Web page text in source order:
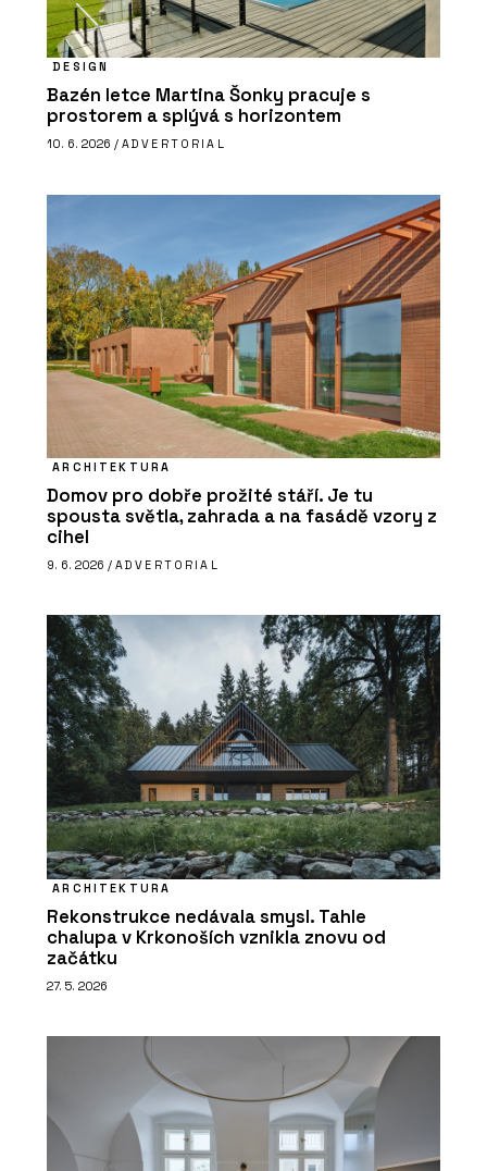
DESIGN
Bazén letce Martina Šonky pracuje s
prostorem a splývá s horizontem
10. 6. 2026 / ADVERTORIAL
ARCHITEKTURA
Domov pro dobře prožité stáří. Je tu
spousta světla, zahrada a na fasádě vzory z
cihel
9. 6. 2026 / ADVERTORIAL
ARCHITEKTURA
Rekonstrukce nedávala smysl. Tahle
chalupa v Krkonoších vznikla znovu od
začátku
27. 5. 2026